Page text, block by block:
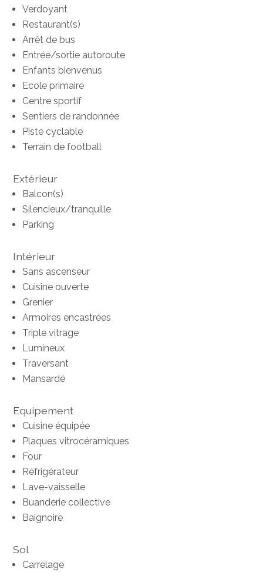
Verdoyant
Restaurant(s)
Arrêt de bus
Entrée/sortie autoroute
Enfants bienvenus
Ecole primaire
Centre sportif
Sentiers de randonnée
Piste cyclable
Terrain de football
Extérieur
Balcon(s)
Silencieux/tranquille
Parking
Intérieur
Sans ascenseur
Cuisine ouverte
Grenier
Armoires encastrées
Triple vitrage
Lumineux
Traversant
Mansardé
Equipement
Cuisine équipée
Plaques vitrocéramiques
Four
Réfrigérateur
Lave-vaisselle
Buanderie collective
Baignoire
Sol
Carrelage